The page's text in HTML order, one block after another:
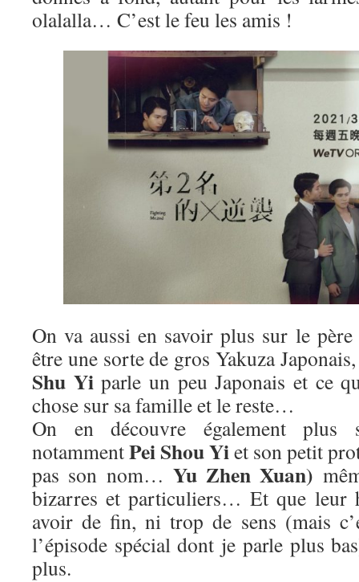
olalalla… C’est le feu les amis !
On va aussi en savoir plus sur le
être une sorte de gros Yakuza
Shu Yiparle un peu Japonais et ce
chose sur sa famille et le reste…
On en découvre également plus
notammentPei Shou Yiet son petit
pas son nom… Yu Zhen Xuan)
bizarres et particuliers… Et que leur
avoir de fin, ni trop de sens (mais
l’épisode spécial dont je parle plus
plus.